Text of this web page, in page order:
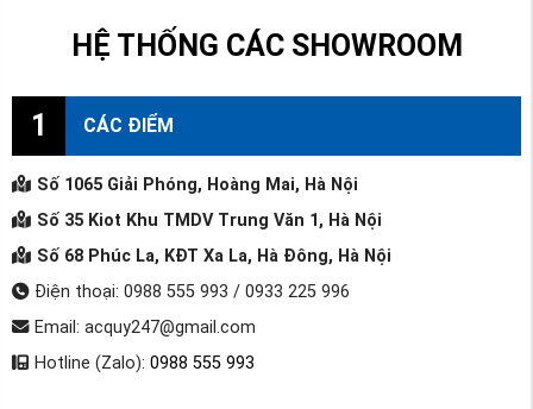
HỆ THỐNG CÁC SHOWROOM
1 CÁC ĐIỂM
Số 1065 Giải Phóng, Hoàng Mai, Hà Nội
Số 35 Kiot Khu TMDV Trung Văn 1, Hà Nội
Số 68 Phúc La, KĐT Xa La, Hà Đông, Hà Nội
Điện thoại: 0988 555 993 / 0933 225 996
Email: acquy247@gmail.com
Hotline (Zalo): 0988 555 993